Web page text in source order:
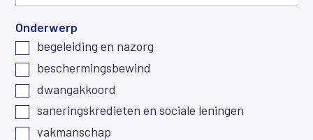
Onderwerp
begeleiding en nazorg
beschermingsbewind
dwangakkoord
saneringskredieten en sociale leningen
vakmanschap